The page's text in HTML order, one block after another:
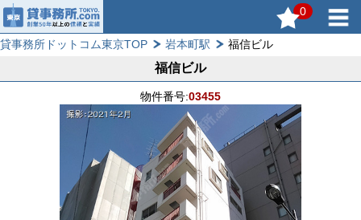
0
貸事務所ドットコム東京TOP 岩本町駅 福信ビル
福信ビル
物件番号:03455